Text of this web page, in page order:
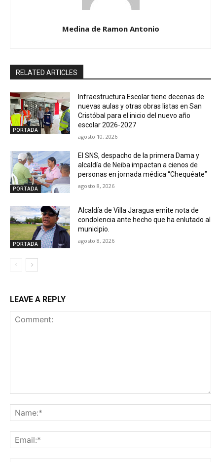
Medina de Ramon Antonio
RELATED ARTICLES
PORTADA
Infraestructura Escolar tiene decenas de
nuevas aulas y otras obras listas en San
Cristóbal para el inicio del nuevo año
escolar 2026-2027
agosto 10, 2026
PORTADA
El SNS, despacho de la primera Dama y
alcaldía de Neiba impactan a cienos de
personas en jornada médica “Chequéate”
agosto 8, 2026
PORTADA
Alcaldía de Villa Jaragua emite nota de
condolencia ante hecho que ha enlutado al
municipio.
agosto 8, 2026
LEAVE A REPLY